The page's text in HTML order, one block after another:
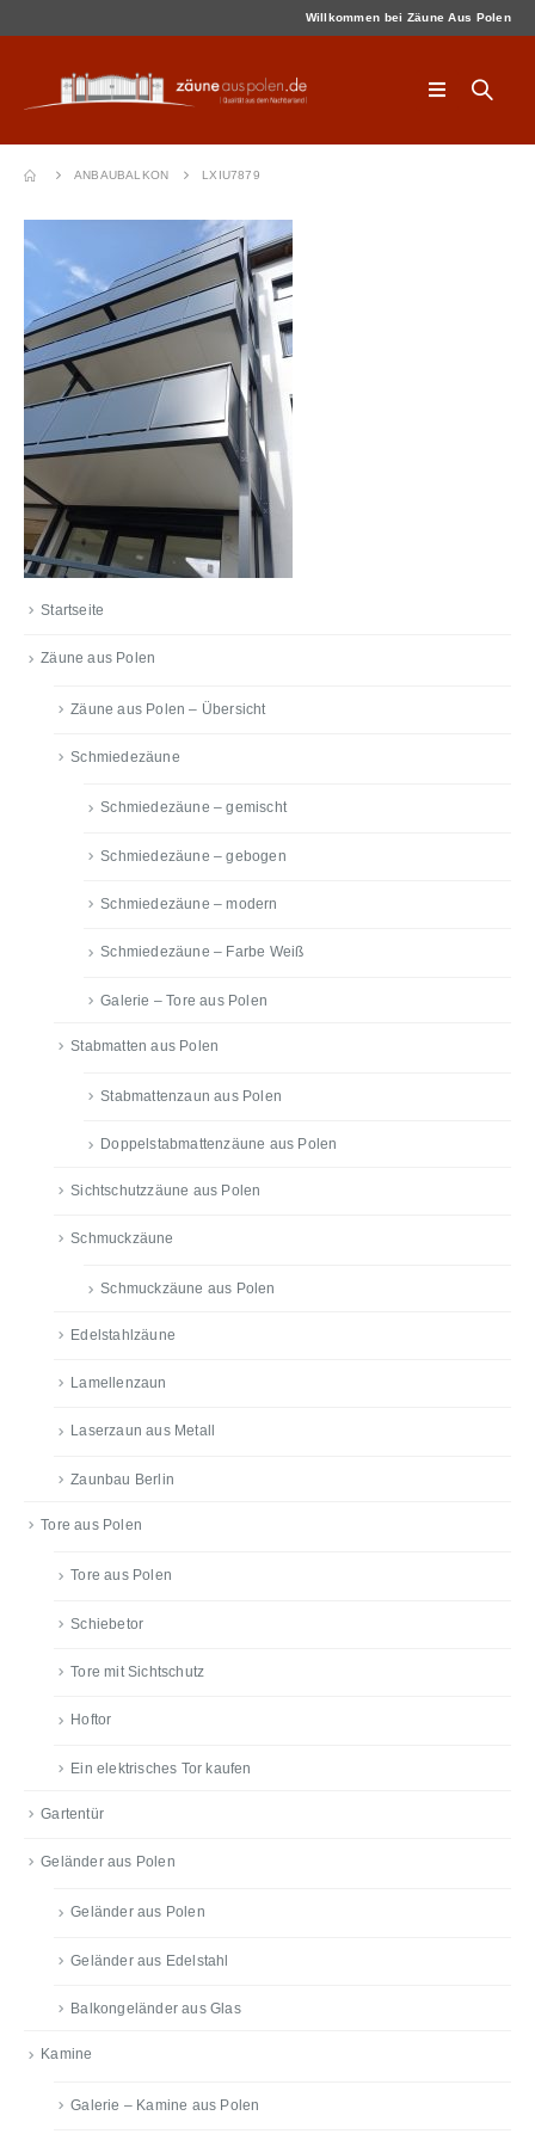
Willkommen bei Zäune Aus Polen
ANBAUBALKON LXIU7879
Startseite
Zäune aus Polen
Zäune aus Polen – Übersicht
Schmiedezäune
Schmiedezäune – gemischt
Schmiedezäune – gebogen
Schmiedezäune – modern
Schmiedezäune – Farbe Weiß
Galerie – Tore aus Polen
Stabmatten aus Polen
Stabmattenzaun aus Polen
Doppelstabmattenzäune aus Polen
Sichtschutzzäune aus Polen
Schmuckzäune
Schmuckzäune aus Polen
Edelstahlzäune
Lamellenzaun
Laserzaun aus Metall
Zaunbau Berlin
Tore aus Polen
Tore aus Polen
Schiebetor
Tore mit Sichtschutz
Hoftor
Ein elektrisches Tor kaufen
Gartentür
Geländer aus Polen
Geländer aus Polen
Geländer aus Edelstahl
Balkongeländer aus Glas
Kamine
Galerie – Kamine aus Polen